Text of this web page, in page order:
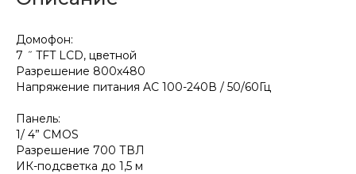
Домофон:
7 ˝ TFT LCD, цветной
Разрешение 800х480
Напряжение питания AC 100-240В / 50/60Гц
Панель:
1/ 4” CMOS
Разрешение 700 ТВЛ
ИК-подсветка до 1,5 м